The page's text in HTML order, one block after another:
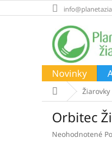
na
Novinky
DomovŽiarovky
Orbitec
Priemerné
Neohodnotené